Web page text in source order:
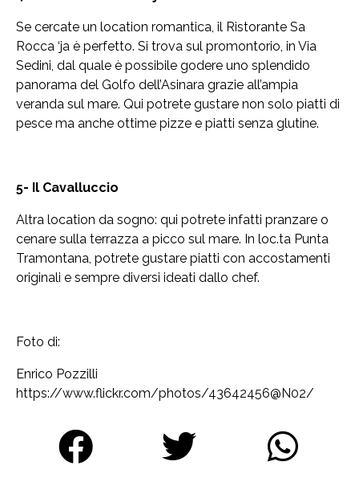
Se cercate un location romantica, il Ristorante Sa
Rocca ‘ja è perfetto. Si trova sul promontorio, in Via
Sedini, dal quale è possibile godere uno splendido
panorama del Golfo dell’Asinara grazie all’ampia
veranda sul mare. Qui potrete gustare non solo piatti di
pesce ma anche ottime pizze e piatti senza glutine.
5- Il Cavalluccio
Altra location da sogno: qui potrete infatti pranzare o
cenare sulla terrazza a picco sul mare. In loc.ta Punta
Tramontana, potrete gustare piatti con accostamenti
originali e sempre diversi ideati dallo chef.
Foto di:
Enrico Pozzilli
https://www.flickr.com/photos/43642456@N02/